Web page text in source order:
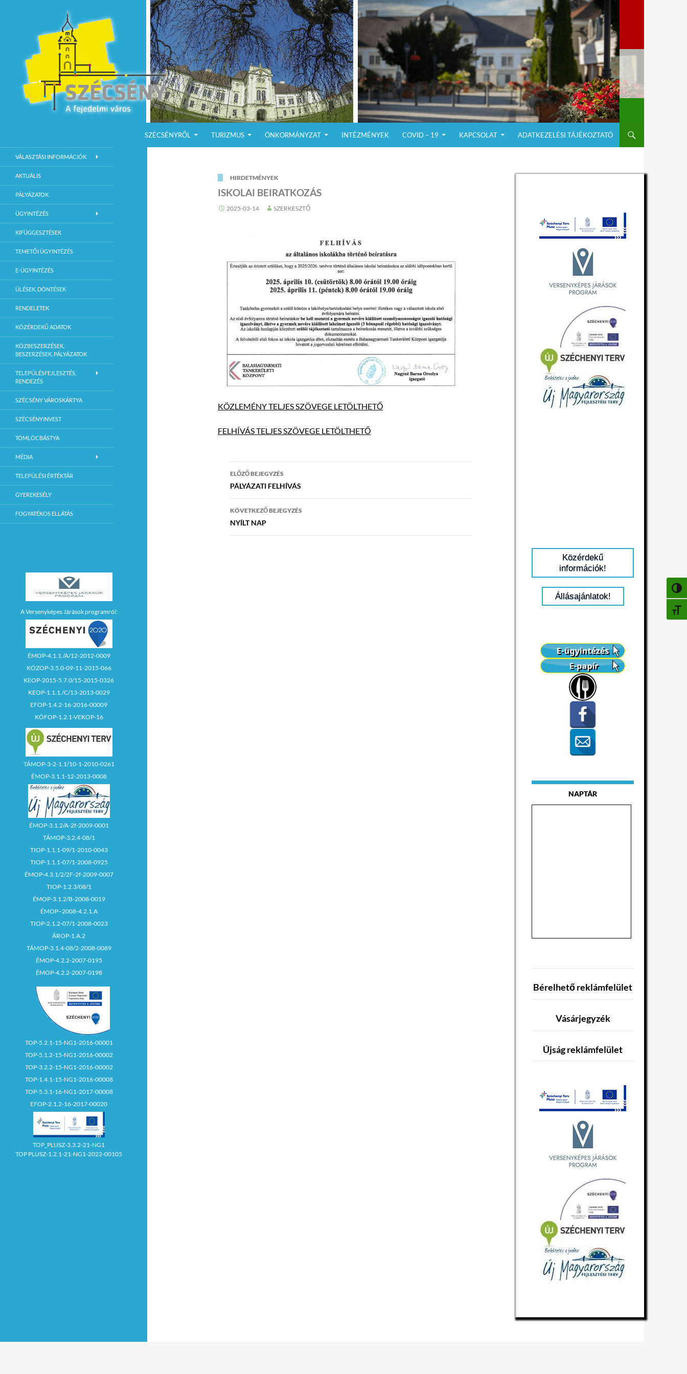
SZÉCSÉNYRŐL
TURIZMUS ÖNKORMÁNYZAT INTÉZMÉNYEK COVID – 19 KAPCSOLAT ADATKEZELÉSI TÁJÉKOZTATÓ
HIRDETMÉNYEK
ISKOLAI BEIRATKOZÁS
2025-03-14 SZERKESZTŐ
KÖZLEMÉNY TELJES SZÖVEGE LETÖLTHETŐ
FELHÍVÁS TELJES SZÖVEGE LETÖLTHETŐ
Bejegyzés
navigáció
ELŐZŐ BEJEGYZÉS
PÁLYÁZATI FELHÍVÁS
KÖVETKEZŐ BEJEGYZÉS
NYÍLT NAP
Közérdekű
információk!
Állásajánlatok!
NAPTÁR
Bérelhető reklámfelület
Vásárjegyzék
Újság reklámfelület
Szécsény Város Hivatalos Weboldala
VÁLASZTÁSI INFORMÁCIÓK
AKTUÁLIS
PÁLYÁZATOK
ÜGYINTÉZÉS
KIFÜGGESZTÉSEK
TEMETŐI ÜGYINTÉZÉS
E-ÜGYINTÉZÉS
ÜLÉSEK, DÖNTÉSEK
RENDELETEK
KÖZÉRDEKŰ ADATOK
KÖZBESZERZÉSEK,
BESZERZÉSEK, PÁLYÁZATOK
TELEPÜLÉSFEJLESZTÉS,
RENDEZÉS
SZÉCSÉNY VÁROSKÁRTYA
SZÉCSÉNYINVEST
TÖMLÖCBÁSTYA
MÉDIA
TELEPÜLÉSI ÉRTÉKTÁR
GYEREKESÉLY
FOGYATÉKOS ELLÁTÁS
A Versenyképes Járások programról:
ÉMOP-4.1.1./A/12-2012-0009
KÖZOP-3.5.0-09-11-2015-066
KEOP-2015-5.7.0/15-2015-0326
KEOP-1.1.1./C/13-2013-0029
EFOP-1.4.2-16-2016-00009
KÖFOP-1.2.1-VEKOP-16
TÁMOP-3-2-1.1/10-1-2010-0261
ÉMOP-3.1.1-12-2013-0008
ÉMOP-3.1.2/A-2f-2009-0001
TÁMOP-3.2.4-08/1
TIOP-1.1.1-09/1-2010-0043
TIOP-1.1.1-07/1-2008-0925
ÉMOP-4.3.1/2/2F-2f-2009-0007
TIOP-1.2.3/08/1
ÉMOP-3.1.2/B-2008-0019
ÉMOP–2008-4.2.1.A
TIOP-2.1.2-07/1-2008-0023
ÁROP-1.A.2
TÁMOP-3.1.4-08/2-2008-0089
ÉMOP-4.2.2-2007-0195
ÉMOP-4.2.2-2007-0198
TOP-5.2.1-15-NG1-2016-00001
TOP-5.1.2-15-NG1-2016-00002
TOP-3.2.2-15-NG1-2016-00002
TOP-1.4.1-15-NG1-2016-00008
TOP-5.3.1-16-NG1-2017-00008
EFOP-2.1.2-16-2017-00020
TOP_PLUSZ-3.3.2-21-NG1
TOP PLUSZ-1.2.1-21-NG1-2022-00105